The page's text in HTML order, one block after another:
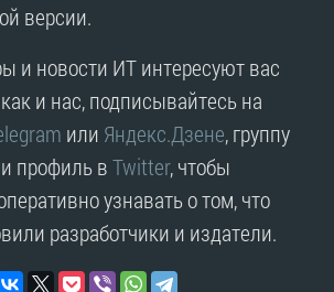
версии.
и новости ИТ интересуют вас
и нас, подписывайтесь на
или Яндекс.Дзене, группу
профиль вTwitter, чтобы
узнавать о том, что
разработчики и издатели.